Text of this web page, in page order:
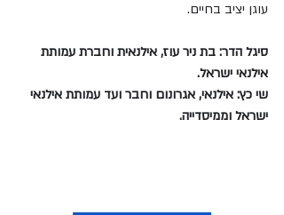
עוגן יציב בחיים.
סיגל הדר: בת ניר עוז, אילנאית וחברת עמותת
אילנאי ישראל.
שי כץ: אילנאי, אגרונום וחבר ועד עמותת אילנאי
ישראל וממיסדייה.